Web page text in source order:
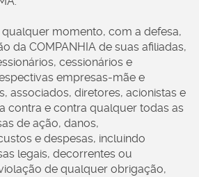
momento, com a defesa,
da COMPANHIA de suas afiliadas,
cessionários e
empresas-mãe e
associados, diretores, acionistas e
contra e contra qualquer todas as
de ação, danos,
e despesas, incluindo
legais, decorrentes ou
de qualquer obrigação,